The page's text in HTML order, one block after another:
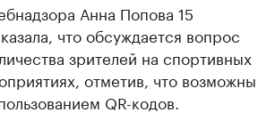
Анна Попова 15
что обсуждается вопрос
зрителей на спортивных
отметив, что возможны
QR-кодов.